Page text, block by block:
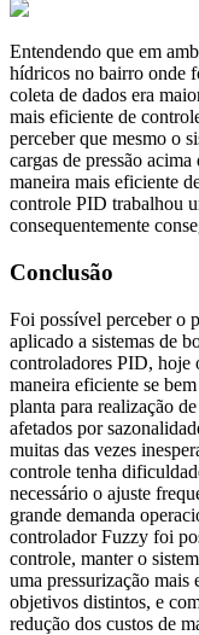
Entendendo que em
hídricos no bairro onde
coleta de dados era
mais eficiente de
perceber que mesmo o
cargas de pressão
maneira mais eficiente
controle PID trabalhou
consequentemente
Conclusão
Foi possível perceber o
aplicado a sistemas de
controladores PID, hoje
maneira eficiente se
planta para realização
afetados por
muitas das vezes
controle tenha
necessário o ajuste
grande demanda
controlador Fuzzy foi
controle, manter o
uma pressurização mais
objetivos distintos, e
redução dos custos de